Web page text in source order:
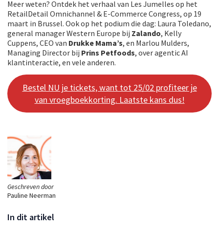
Geschreven door
Pauline Neerman
In dit artikel
Meer weten? Ontdek het verhaal van Les Jumelles op het
RetailDetail Omnichannel & E-Commerce Congress, op 19
maart in Brussel. Ook op het podium die dag: Laura Toledano,
general manager Western Europe bij Zalando, Kelly
Cuppens, CEO van Drukke Mama’s, en Marlou Mulders,
Managing Director bij Prins Petfoods, over agentic AI
klantinteractie, en vele anderen.
Bestel NU je tickets, want tot 25/02 profiteer je
van vroegboekkorting. Laatste kans dus!